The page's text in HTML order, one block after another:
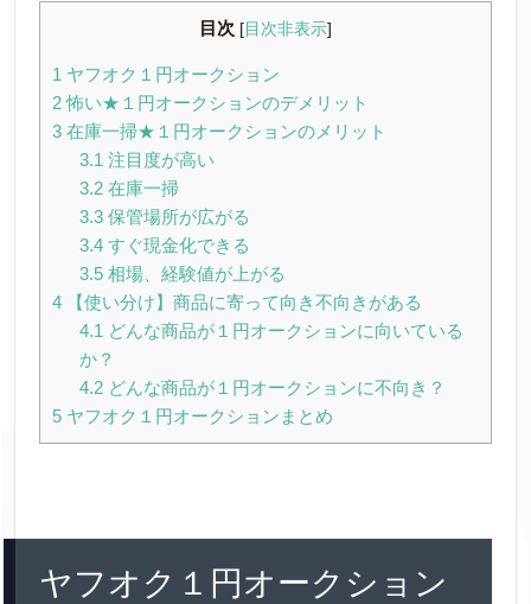
目次 [ 目次非表示]
1 ヤフオク１円オークション
2怖い★１円オークションのデメリット
3 在庫一掃★１円オークションのメリット
3.1 注目度が高い
3.2在庫一掃
3.3保管場所が広がる
3.4すぐ現金化できる
3.5相場、経験値が上がる
4 【使い分け】商品に寄って向き不向きがある
4.1 どんな商品が１円オークションに向いている
か？
4.2どんな商品が１円オークションに不向き？
5 ヤフオク１円オークションまとめ
ヤフオク１円オークション